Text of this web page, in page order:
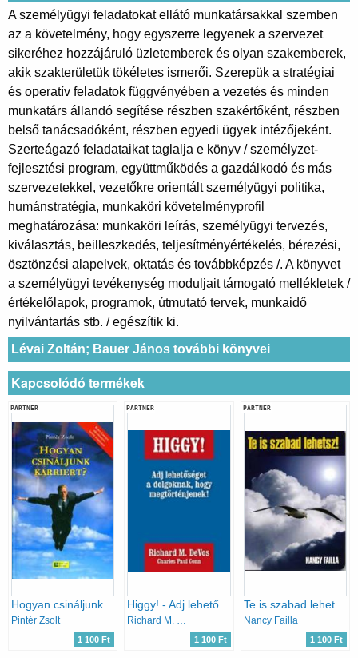
A személyügyi feladatokat ellátó munkatársakkal szemben
az a követelmény, hogy egyszerre legyenek a szervezet
sikeréhez hozzájáruló üzletemberek és olyan szakemberek,
akik szakterületük tökéletes ismerői. Szerepük a stratégiai
és operatív feladatok függvényében a vezetés és minden
munkatárs állandó segítése részben szakértőként, részben
belső tanácsadóként, részben egyedi ügyek intézőjeként.
Szerteágazó feladataikat taglalja e könyv / személyzet-
fejlesztési program, együttműködés a gazdálkodó és más
szervezetekkel, vezetőkre orientált személyügyi politika,
humánstratégia, munkaköri követelményprofil
meghatározása: munkaköri leírás, személyügyi tervezés,
kiválasztás, beilleszkedés, teljesítményértékelés, bérezési,
ösztönzési alapelvek, oktatás és továbbképzés /. A könyvet
a személyügyi tevékenység moduljait támogató mellékletek /
értékelőlapok, programok, útmutató tervek, munkaidő
nyilvántartás stb. / egészítik ki.
Lévai Zoltán; Bauer János további könyvei
Kapcsolódó termékek
PARTNER
Hogyan csináljunk karriert?
Pintér Zsolt
1 100 Ft
PARTNER
Higgy! - Adj lehetőséget a dolgoknak, hogy megtörténjenek!
Richard M. DeVos; Charles Paul Conn
1 100 Ft
PARTNER
Te is szabad lehetsz!
Nancy Failla
1 100 Ft